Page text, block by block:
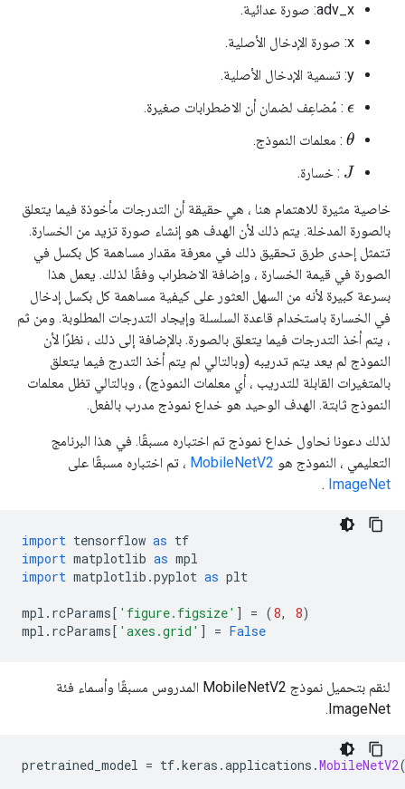
adv_x: صورة عدائية.
x: صورة الإدخال الأصلية.
y: تسمية الإدخال الأصلية.
ϵ: مُضاعِف لضمان أن الاضطرابات صغيرة.
θ : معلمات النموذج.
J : خسارة.
خاصية مثيرة للاهتمام هنا ، هي حقيقة أن التدرجات مأخوذة فيما يتعلق
بالصورة المدخلة. يتم ذلك لأن الهدف هو إنشاء صورة تزيد من الخسارة.
تتمثل إحدى طرق تحقيق ذلك في معرفة مقدار مساهمة كل بكسل في
الصورة في قيمة الخسارة ، وإضافة الاضطراب وفقًا لذلك. يعمل هذا
بسرعة كبيرة لأنه من السهل العثور على كيفية مساهمة كل بكسل إدخال
في الخسارة باستخدام قاعدة السلسلة وإيجاد التدرجات المطلوبة. ومن ثم
، يتم أخذ التدرجات فيما يتعلق بالصورة. بالإضافة إلى ذلك ، نظرًا لأن
النموذج لم يعد يتم تدريبه (وبالتالي لم يتم أخذ التدرج فيما يتعلق
بالمتغيرات القابلة للتدريب ، أي معلمات النموذج) ، وبالتالي تظل معلمات
النموذج ثابتة. الهدف الوحيد هو خداع نموذج مدرب بالفعل.
لذلك دعونا نحاول خداع نموذج تم اختباره مسبقًا. في هذا البرنامج
التعليمي ، النموذج هو MobileNetV2 ، تم اختباره مسبقًا على
ImageNet
.
import tensorflow as tf
import matplotlib as mpl
import matplotlib .pyplot as plt
mpl . rcParams [ 'figure.figsize' ] = (8, 8)
mpl . rcParams [ 'axes.grid' ] = False
لنقم بتحميل نموذج MobileNetV2 المدروس مسبقًا وأسماء فئة
ImageNet.
pretrained_model = tf.keras .applications .MobileNetV2